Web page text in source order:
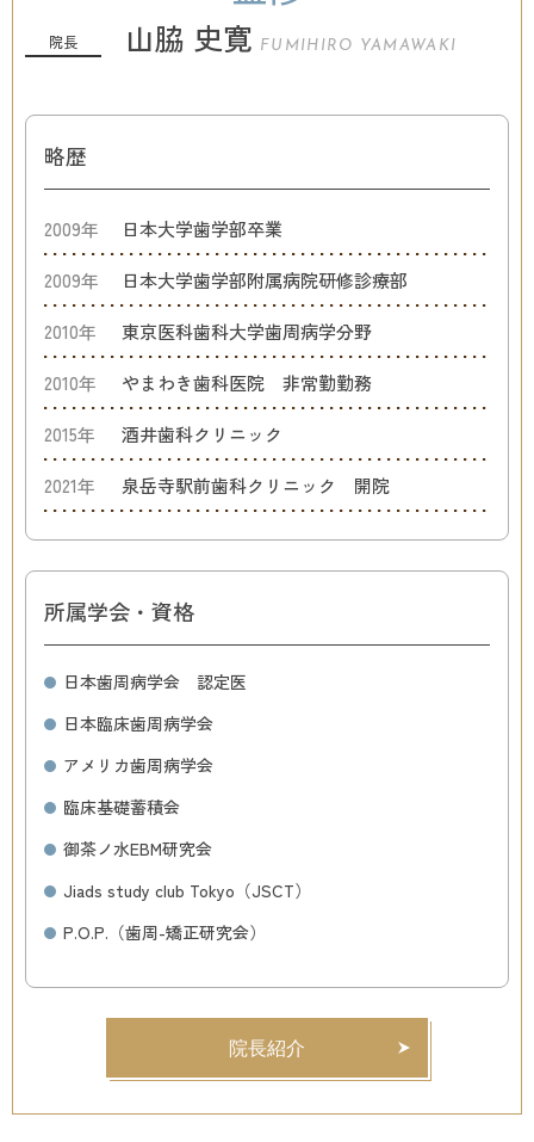
院長 山脇 史寛 FUMIHIRO YAMAWAKI
略歴
2009年 日本大学歯学部卒業
2009年 日本大学歯学部附属病院研修診療部
2010年 東京医科歯科大学歯周病学分野
2010年 やまわき歯科医院 非常勤勤務
2015年 酒井歯科クリニック
2021年 泉岳寺駅前歯科クリニック 開院
所属学会・資格
日本歯周病学会 認定医
日本臨床歯周病学会
アメリカ歯周病学会
臨床基礎蓄積会
御茶ノ水EBM研究会
Jiads study club Tokyo（JSCT）
P.O.P.（歯周-矯正研究会）
院長紹介